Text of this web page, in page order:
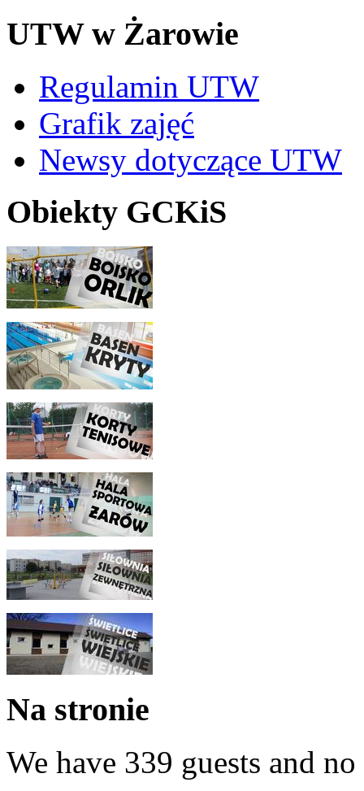
UTW w Żarowie
Regulamin UTW
Grafik zajęć
Newsy dotyczące UTW
Obiekty GCKiS
Na stronie
We have 339 guests and